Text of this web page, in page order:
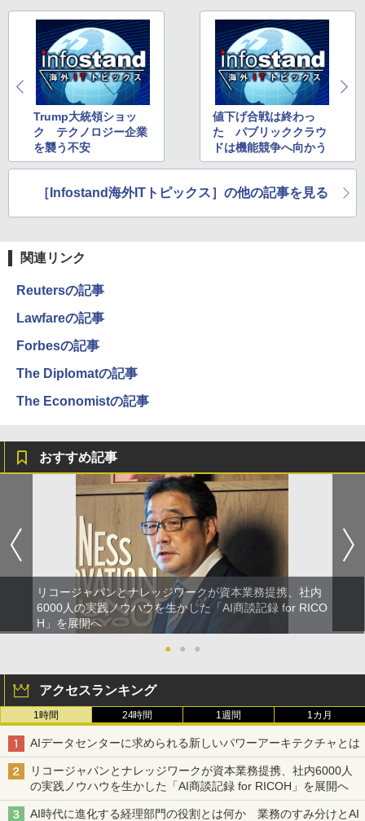
Trump大統領ショッ
ク テクノロジー企業
を襲う不安
値下げ合戦は終わっ
た パブリッククラウ
ドは機能競争へ向かう
［Infostand海外ITトピックス］の他の記事を見る
関連リンク
Reutersの記事
Lawfareの記事
Forbesの記事
The Diplomatの記事
The Economistの記事
おすすめ記事
リコージャパンとナレッジワークが資本業務提携、社内
6000人の実践ノウハウを生かした「AI商談記録 for RICO
H」を展開へ
●
● ●
アクセスランキング
1時間 24時間 1週間 1カ月
AIデータセンターに求められる新しいパワーアーキテクチャとは
リコージャパンとナレッジワークが資本業務提携、社内6000人
の実践ノウハウを生かした「AI商談記録 for RICOH」を展開へ
AI時代に進化する経理部門の役割とは何か 業務のすみ分けとAI